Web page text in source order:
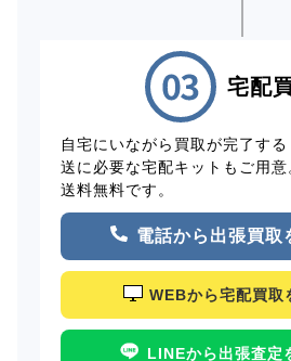
宅配
自宅にいながら買取が完了す
送に必要な宅配キットもご用
送料無料です。
電話から出張買取
WEBから宅配買取
LINEから出張査定